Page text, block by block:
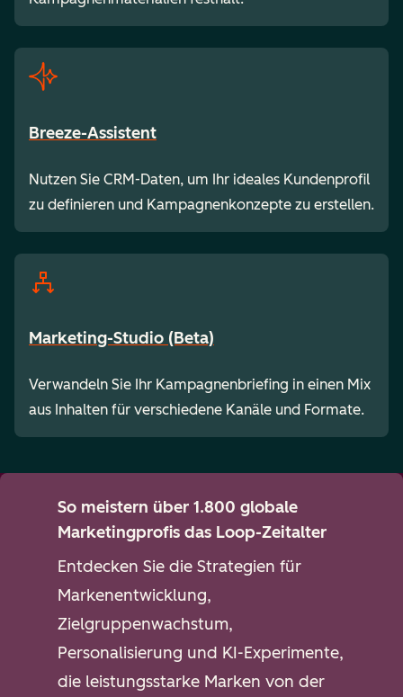
Breeze-Assistent
Nutzen Sie CRM-Daten, um Ihr ideales Kundenprofil
zu definieren und Kampagnenkonzepte zu erstellen.
Marketing-Studio (Beta)
Verwandeln Sie Ihr Kampagnenbriefing in einen Mix
aus Inhalten für verschiedene Kanäle und Formate.
So meistern über 1.800 globale
Marketingprofis das Loop-Zeitalter
Entdecken Sie die Strategien für
Markenentwicklung,
Zielgruppenwachstum,
Personalisierung und KI-Experimente,
die leistungsstarke Marken von der